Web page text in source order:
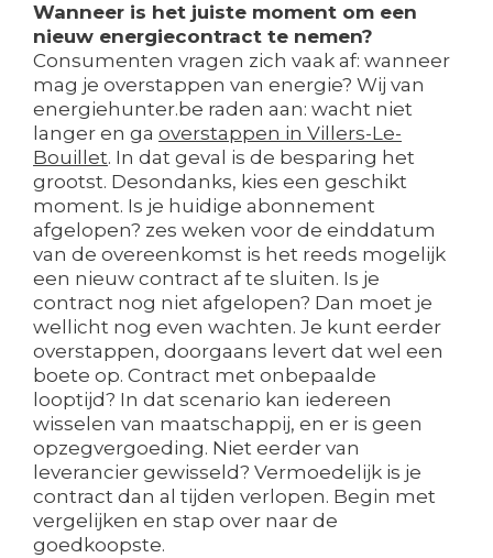
Wanneer is het juiste moment om een
nieuw energiecontract te nemen?
Consumenten vragen zich vaak af: wanneer
mag je overstappen van energie? Wij van
energiehunter.be raden aan: wacht niet
langer en ga overstappen in Villers-Le-
Bouillet. In dat geval is de besparing het
grootst. Desondanks, kies een geschikt
moment. Is je huidige abonnement
afgelopen? zes weken voor de einddatum
van de overeenkomst is het reeds mogelijk
een nieuw contract af te sluiten. Is je
contract nog niet afgelopen? Dan moet je
wellicht nog even wachten. Je kunt eerder
overstappen, doorgaans levert dat wel een
boete op. Contract met onbepaalde
looptijd? In dat scenario kan iedereen
wisselen van maatschappij, en er is geen
opzegvergoeding. Niet eerder van
leverancier gewisseld? Vermoedelijk is je
contract dan al tijden verlopen. Begin met
vergelijken en stap over naar de
goedkoopste.